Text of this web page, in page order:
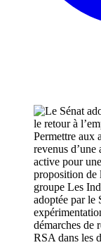
Permettre aux
revenus
active pour
proposition de
groupe Les
adoptée par le
démarches de
RSA dans les